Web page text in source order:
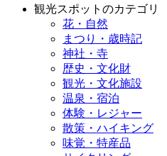
観光スポットのカテゴリ
花・自然
まつり・歳時記
神社・寺
歴史・文化財
観光・文化施設
温泉・宿泊
体験・レジャー
散策・ハイキング
味覚・特産品